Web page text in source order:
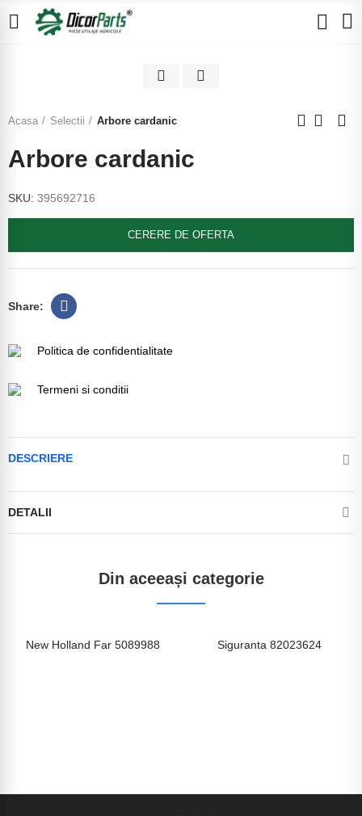
Click to enlarge
Acasa Selectii Arbore cardanic
Arbore cardanic
SKU: 395692716
CERERE DE OFERTA
Politica de confidentialitate
Termeni si conditii
DESCRIERE
DETALII
Din aceeași categorie
New Holland Far 5089988 Siguranta 82023624